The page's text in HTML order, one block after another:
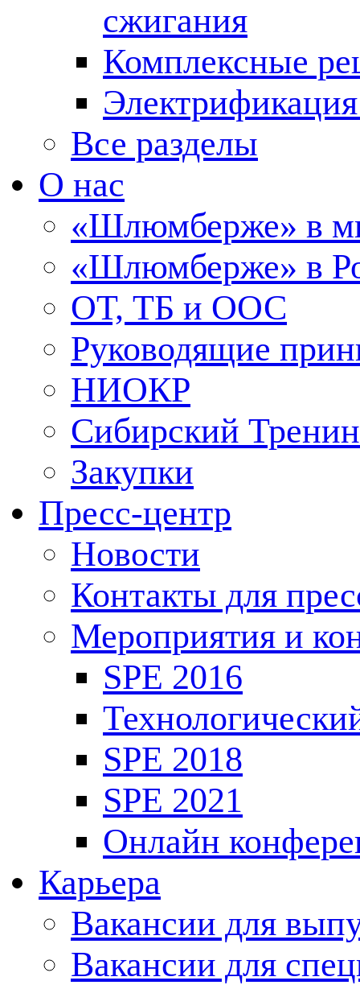
сжигания
Комплексные
Все разделы
О нас
«Шлюмберже» в
«Шлюмберже» в
ОТ, ТБ и ООС
Руководящие
НИОКР
Сибирский
Закупки
Пресс-центр
Новости
Контакты для
Мероприятия и
SPE 2016
SPE 2018
SPE 2021
Онлайн
Карьера
Вакансии для
Вакансии для